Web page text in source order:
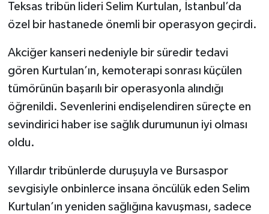
Teksas tribün lideri Selim Kurtulan, İstanbul’da
özel bir hastanede önemli bir operasyon geçirdi.
Akciğer kanseri nedeniyle bir süredir tedavi
gören Kurtulan’ın, kemoterapi sonrası küçülen
tümörünün başarılı bir operasyonla alındığı
öğrenildi. Sevenlerini endişelendiren süreçte en
sevindirici haber ise sağlık durumunun iyi olması
oldu.
Yıllardır tribünlerde duruşuyla ve Bursaspor
sevgisiyle onbinlerce insana öncülük eden Selim
Kurtulan’ın yeniden sağlığına kavuşması, sadece
SPOR
TEKNOLOJİ
YAŞAM